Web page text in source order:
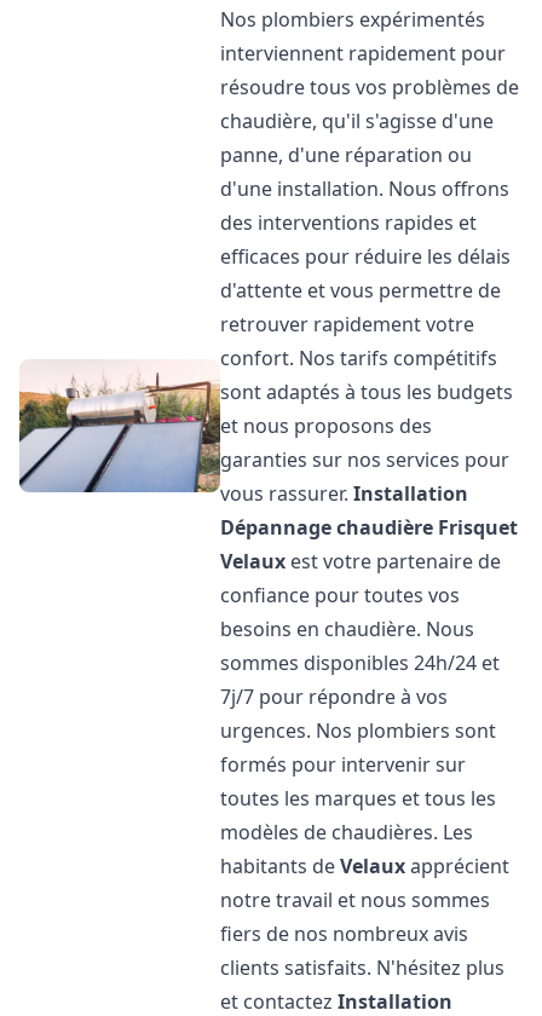
Nos plombiers expérimentés
interviennent rapidement pour
résoudre tous vos problèmes de
chaudière, qu'il s'agisse d'une
panne, d'une réparation ou
d'une installation. Nous offrons
des interventions rapides et
efficaces pour réduire les délais
d'attente et vous permettre de
retrouver rapidement votre
confort. Nos tarifs compétitifs
sont adaptés à tous les budgets
et nous proposons des
garanties sur nos services pour
vous rassurer.Installation
Dépannage chaudière Frisquet
Velaux est votre partenaire de
confiance pour toutes vos
besoins en chaudière. Nous
sommes disponibles 24h/24 et
7j/7 pour répondre à vos
urgences. Nos plombiers sont
formés pour intervenir sur
toutes les marques et tous les
modèles de chaudières. Les
habitants deVelauxapprécient
notre travail et nous sommes
fiers de nos nombreux avis
clients satisfaits. N'hésitez plus
et contactezInstallation